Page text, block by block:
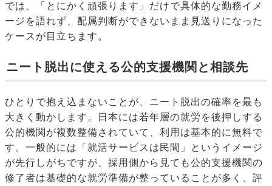
では、「とにかく頑張ります」だけで具体的な勤務イメ
ージを語れず、配属判断ができないまま見送りになった
ケースが目立ちます。
ニート脱出に使える公的支援機関と相談先
ひとりで抱え込まないことが、ニート脱出の確率を最も
大きく動かします。日本には若年層の就労を後押しする
公的機関が複数整備されていて、利用は基本的に無料で
す。一般的には「就活サービスは民間」というイメージ
が先行しがちですが、採用側から見ても公的支援機関の
修了者は基礎的な就労準備が整っていることが多く、評